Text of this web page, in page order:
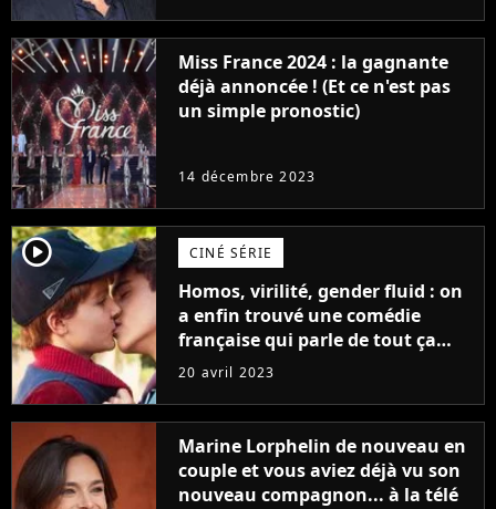
Miss France 2024 : la gagnante
déjà annoncée ! (Et ce n'est pas
un simple pronostic)
14 décembre 2023
player2 CINÉ SÉRIE
Homos, virilité, gender fluid : on
a enfin trouvé une comédie
française qui parle de tout ça
sans être super ringarde
20 avril 2023
Marine Lorphelin de nouveau en
couple et vous aviez déjà vu son
nouveau compagnon... à la télé